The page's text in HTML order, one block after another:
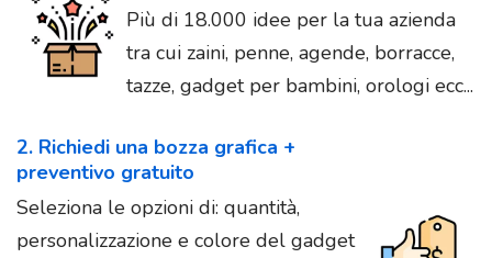
Più di 18.000 idee per la tua azienda
tra cui zaini, penne, agende, borracce,
tazze, gadget per bambini, orologi ecc...
2. Richiedi una bozza grafica +
preventivo gratuito
Seleziona le opzioni di: quantità,
personalizzazione e colore del gadget